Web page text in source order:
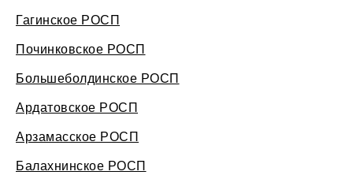
Гагинское РОСП
Починковское РОСП
Большеболдинское РОСП
Ардатовское РОСП
Арзамасское РОСП
Балахнинское РОСП